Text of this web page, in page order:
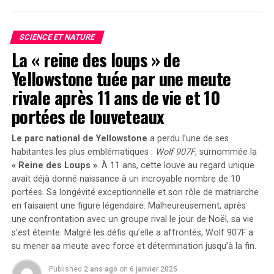
naturel en énergie à des températures élevées. La
basse du scandium prolonge la durée de vie de la pile à
combustible.
Captation des Propriétés Optiques
Uniques
La lumière du soleil est générée par la combustion du
scandium dans le soleil. De la même manière, il produit
une lumière naturelle via un élément d’éclairage. Il est
utilisé dans le cinéma et même dans l’éclairage des
stades pour recréer la lumière du jour. Les lampes à
haute intensité fabriquées avec du scandium peuvent
également fournir une lumière ressemblant à celle du
soleil.
Offre et Demande
majeure était à l’origine de ce phénomène étrange, le
Pistes Découvertes dans les Cœurs
Glaciaires
Afin d’identifier la source de cette éruption, les
chercheurs ont analysé des cendres retrouvées dans des
carottes glaciaires polaires. Leur étude a révélé que
l’éruption provenait du volcan Zavaritskii situé sur l’île
isolée de Simushir,qui fait partie des îles Kouriles
contestées entre la Russie et le Japon. Pendant la guerre
froide, l’Union soviétique avait utilisé un cratère
volcanique inondé sur Simushir comme base secrète
pour sous-marins nucléaires.
Les résultats publiés le 30 décembre 2024 dans la revue
PNAS, soulignent combien il reste encore à découvrir
SCIENCE ET NATURE
La « reine des loups » de
Yellowstone tuée par une meute
rivale après 11 ans de vie et 10
portées de louveteaux
Le parc national de Yellowstone a perdu l’une de ses
habitantes les plus emblématiques : Wolf 907F, surnommée la
« Reine des Loups ». À 11 ans, cette louve au regard unique
avait déjà donné naissance à un incroyable nombre de 10
portées. Sa longévité exceptionnelle et son rôle de matriarche
en faisaient une figure légendaire. Malheureusement, après
une confrontation avec un groupe rival le jour de Noël, sa vie
s’est éteinte. Malgré les défis qu’elle a affrontés, Wolf 907F a
su mener sa meute avec force et détermination jusqu’à la fin.
Published 2 ans ago on 6 janvier 2025